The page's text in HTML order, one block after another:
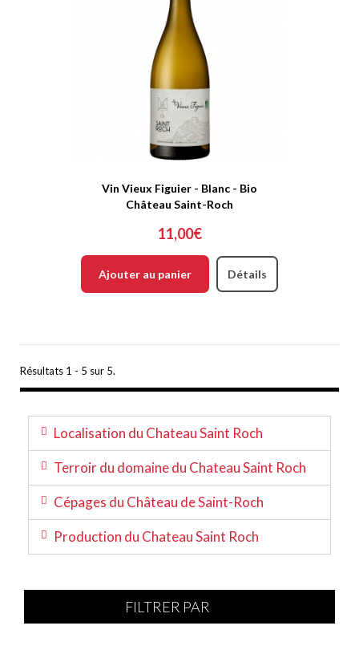
Vin Vieux Figuier - Blanc - Bio
Château Saint-Roch
11,00€
Ajouter au panier Détails
Résultats 1 - 5 sur 5.
Localisation du Chateau Saint Roch
Terroir du domaine du Chateau Saint Roch
Cépages du Château de Saint-Roch
Production du Chateau Saint Roch
FILTRER PAR